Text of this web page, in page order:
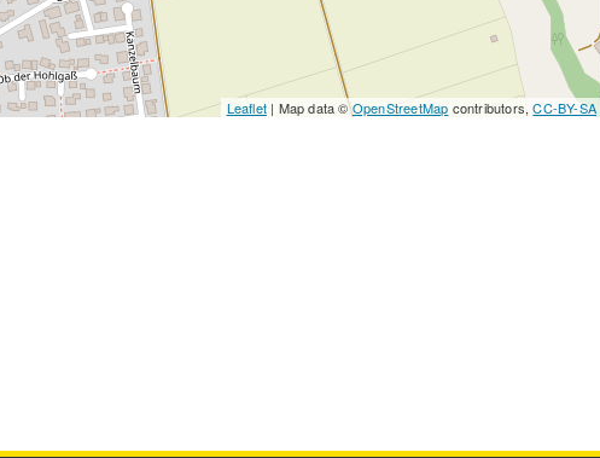
Leaflet| Map data ©OpenStreetMap contributors,CC-BY-SA